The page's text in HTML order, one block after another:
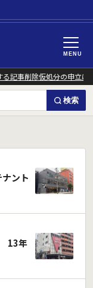
MENU
記事削除仮処分の申立に
検索
ント
13年